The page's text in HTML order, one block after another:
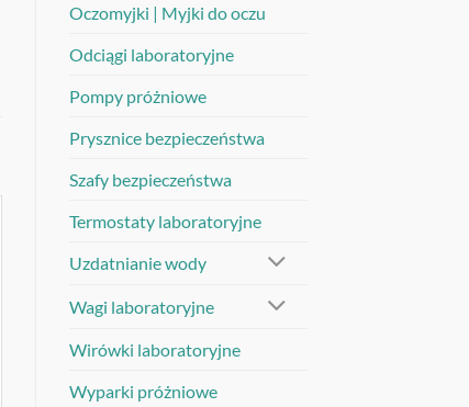
Oczomyjki | Myjki do oczu
Odciągi laboratoryjne
Pompy próżniowe
Prysznice bezpieczeństwa
Szafy bezpieczeństwa
Termostaty laboratoryjne
Uzdatnianie wody
Wagi laboratoryjne
Wirówki laboratoryjne
Wyparki próżniowe